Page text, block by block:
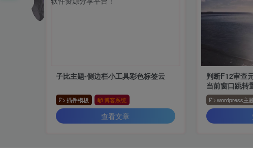
子比主题-侧边栏小工具彩色标签云
插件模板 博客系统
查看文章
判断F12审查
当前窗口跳转
wordpress主